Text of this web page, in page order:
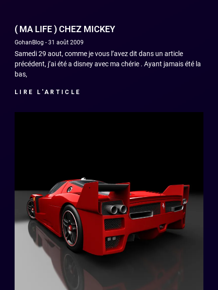
( MA LIFE ) CHEZ MICKEY
GohanBlog 31 août 2009
Samedi 29 aout, comme je vous l’avez dit dans un article
précédent, j’ai été a disney avec ma chérie . Ayant jamais été la
bas,
LIRE L'ARTICLE